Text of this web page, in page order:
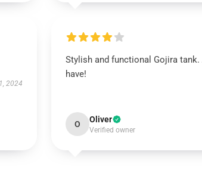
2024
Stylish and functional Gojira tank.
have!
O Oliver
Verified owner